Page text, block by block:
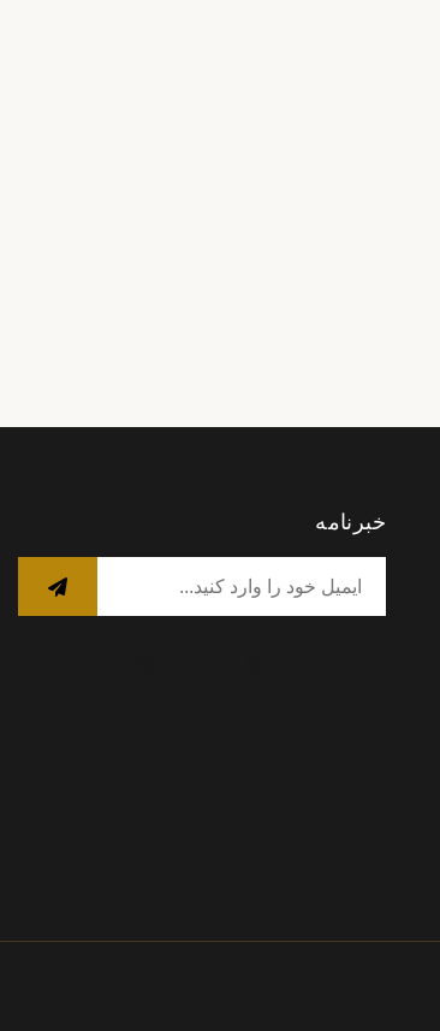
خبرنامه